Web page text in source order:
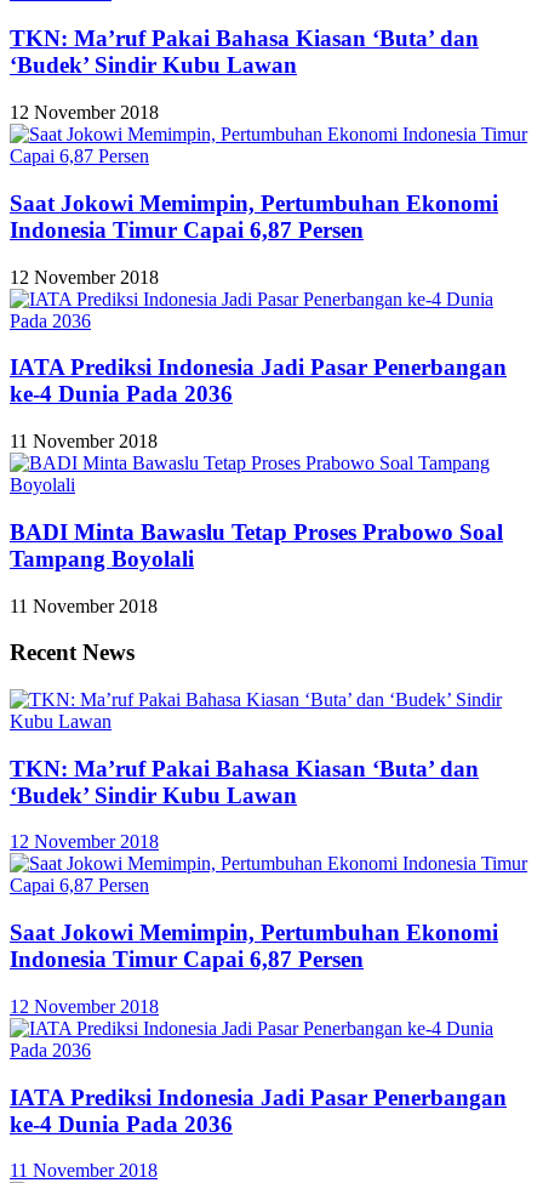
TKN: Ma’ruf Pakai Bahasa Kiasan ‘Buta’ dan
‘Budek’ Sindir Kubu Lawan
12 November 2018
Saat Jokowi Memimpin, Pertumbuhan Ekonomi
Indonesia Timur Capai 6,87 Persen
12 November 2018
IATA Prediksi Indonesia Jadi Pasar Penerbangan
ke-4 Dunia Pada 2036
11 November 2018
BADI Minta Bawaslu Tetap Proses Prabowo Soal
Tampang Boyolali
11 November 2018
Recent News
TKN: Ma’ruf Pakai Bahasa Kiasan ‘Buta’ dan
‘Budek’ Sindir Kubu Lawan
12 November 2018
Saat Jokowi Memimpin, Pertumbuhan Ekonomi
Indonesia Timur Capai 6,87 Persen
12 November 2018
IATA Prediksi Indonesia Jadi Pasar Penerbangan
ke-4 Dunia Pada 2036
11 November 2018